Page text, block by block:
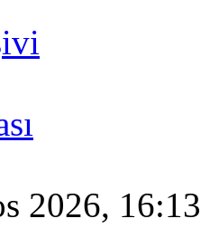
2026, 16:13